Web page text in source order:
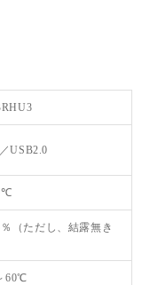
USB2.0
（ただし、結露無き
60℃